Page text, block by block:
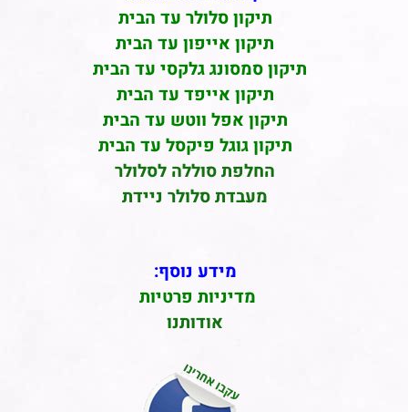
תיקון סלולר עד הבית
תיקון אייפון עד הבית
תיקון סמסונג גלקסי עד הבית
תיקון אייפד עד הבית
תיקון אפל ווטש עד הבית
תיקון גוגל פיקסל עד הבית
החלפת סוללה לסלולר
מעבדת סלולר ניידת
מידע נוסף:
מדיניות פרטיות
אודותנו